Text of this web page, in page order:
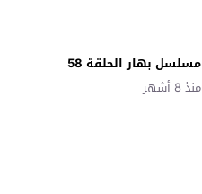
مسلسل بهار الحلقة 58
منذ 8 أشهر